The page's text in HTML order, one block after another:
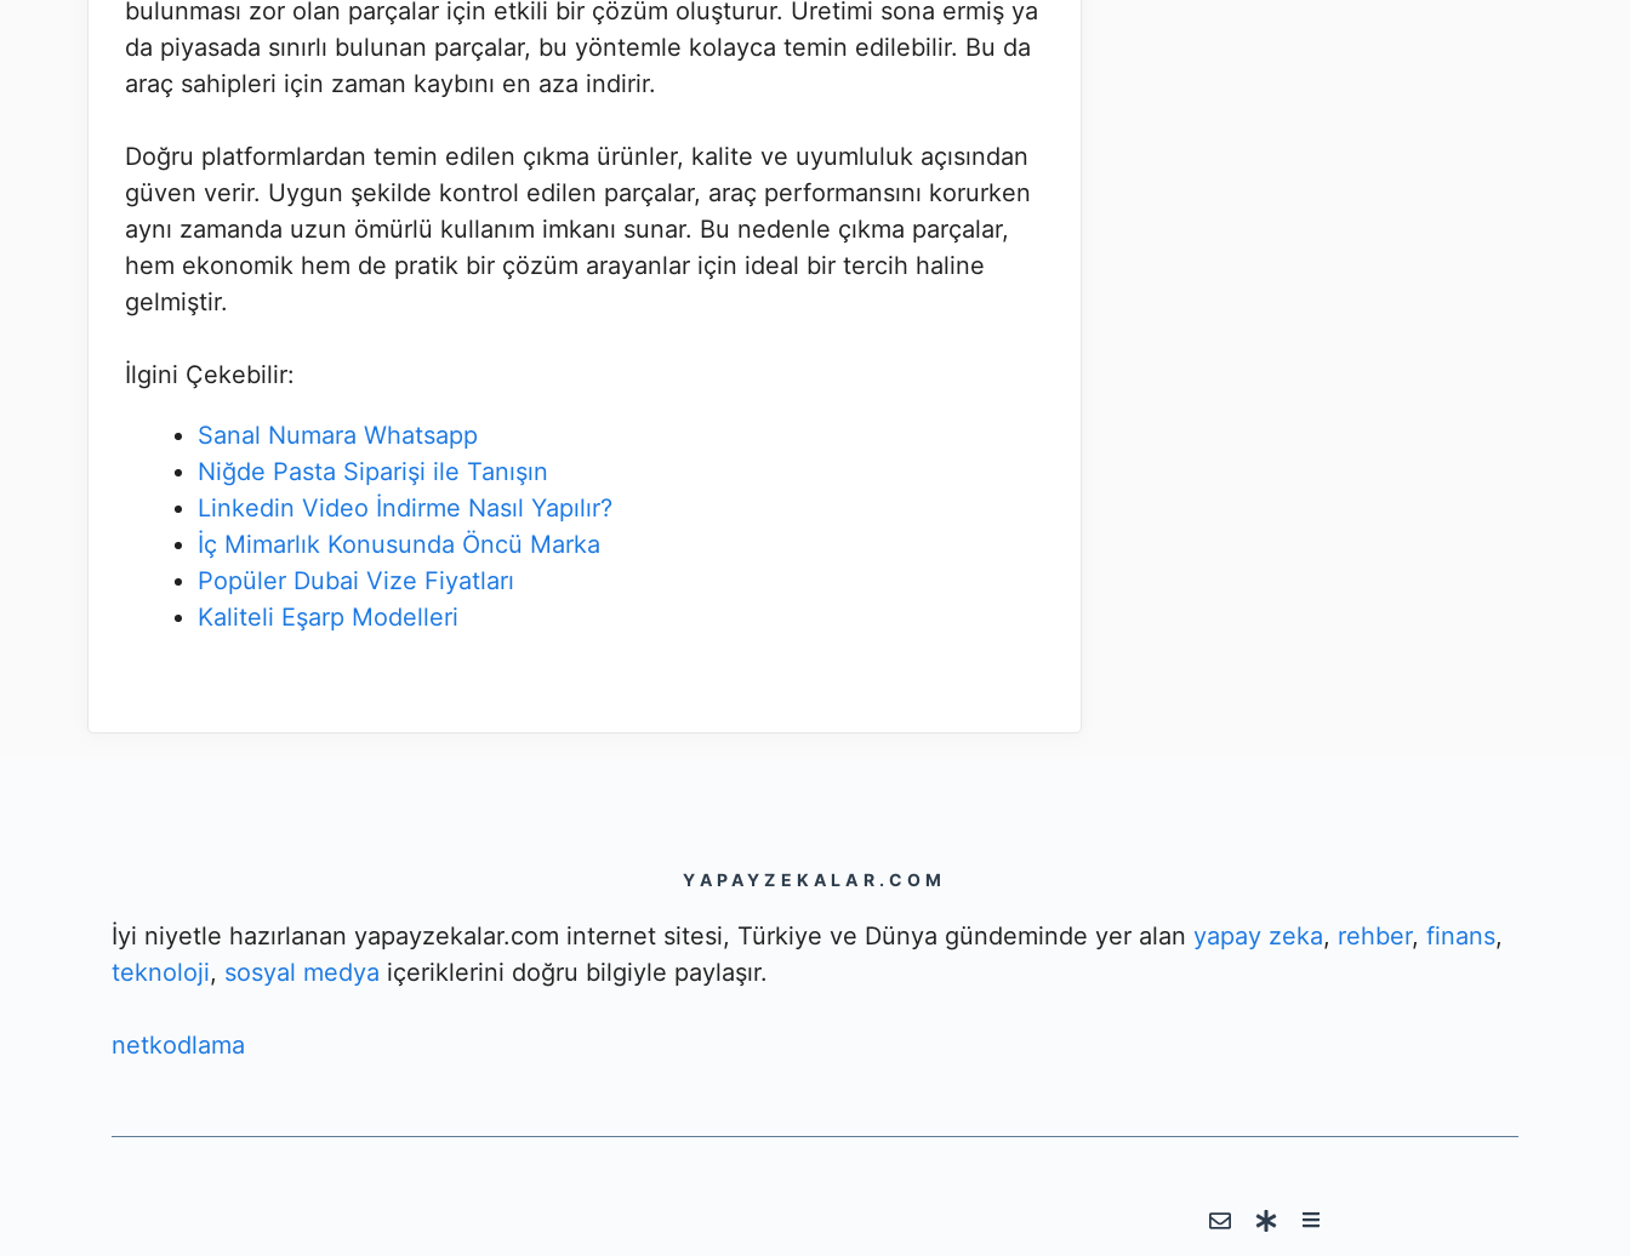
bulunması zor olan parçalar için etkili bir çözüm oluşturur. Üretimi sona ermiş ya
da piyasada sınırlı bulunan parçalar, bu yöntemle kolayca temin edilebilir. Bu da
araç sahipleri için zaman kaybını en aza indirir.
Doğru platformlardan temin edilen çıkma ürünler, kalite ve uyumluluk açısından
güven verir. Uygun şekilde kontrol edilen parçalar, araç performansını korurken
aynı zamanda uzun ömürlü kullanım imkanı sunar. Bu nedenle çıkma parçalar,
hem ekonomik hem de pratik bir çözüm arayanlar için ideal bir tercih haline
gelmiştir.
İlgini Çekebilir:
Sanal Numara Whatsapp
Niğde Pasta Siparişi ile Tanışın
Linkedin Video İndirme Nasıl Yapılır?
İç Mimarlık Konusunda Öncü Marka
Popüler Dubai Vize Fiyatları
Kaliteli Eşarp Modelleri
YAPAYZEKALAR.COM
İyi niyetle hazırlanan yapayzekalar.com internet sitesi, Türkiye ve Dünya gündeminde yer alan yapay zeka, rehber, finans,
teknoloji, sosyal medya içeriklerini doğru bilgiyle paylaşır.
netkodlama